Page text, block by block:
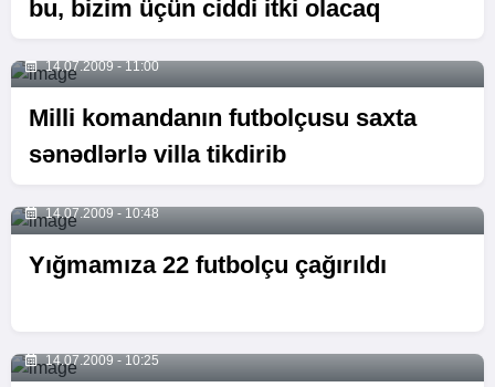
bu, bizim üçün ciddi itki olacaq
14.07.2009 - 11:00
Milli komandanın futbolçusu saxta
sənədlərlə villa tikdirib
14.07.2009 - 10:48
Yığmamıza 22 futbolçu çağırıldı
14.07.2009 - 10:25